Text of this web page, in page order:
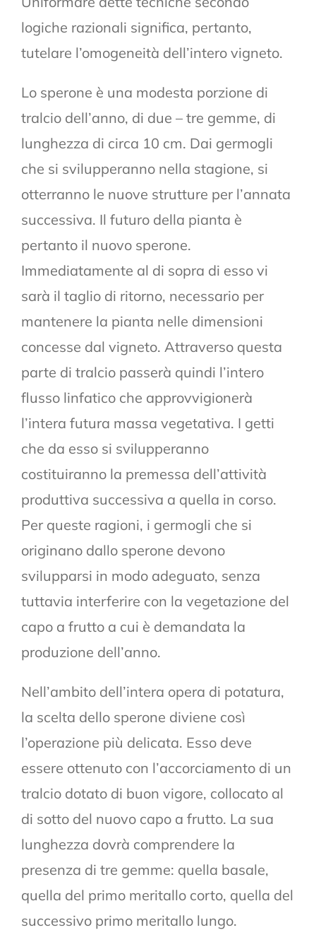
logiche razionali significa, pertanto,
tutelare l’omogeneità dell’intero vigneto.
Lo sperone è una modesta porzione di
tralcio dell’anno, di due – tre gemme, di
lunghezza di circa 10 cm. Dai germogli
che si svilupperanno nella stagione, si
otterranno le nuove strutture per l’annata
successiva. Il futuro della pianta è
pertanto il nuovo sperone.
Immediatamente al di sopra di esso vi
sarà il taglio di ritorno, necessario per
mantenere la pianta nelle dimensioni
concesse dal vigneto. Attraverso questa
parte di tralcio passerà quindi l’intero
flusso linfatico che approvvigionerà
l’intera futura massa vegetativa. I getti
che da esso si svilupperanno
costituiranno la premessa dell’attività
produttiva successiva a quella in corso.
Per queste ragioni, i germogli che si
originano dallo sperone devono
svilupparsi in modo adeguato, senza
tuttavia interferire con la vegetazione del
capo a frutto a cui è demandata la
produzione dell’anno.
Nell’ambito dell’intera opera di potatura,
la scelta dello sperone diviene così
l’operazione più delicata. Esso deve
essere ottenuto con l’accorciamento di un
tralcio dotato di buon vigore, collocato al
di sotto del nuovo capo a frutto. La sua
lunghezza dovrà comprendere la
presenza di tre gemme: quella basale,
quella del primo meritallo corto, quella del
successivo primo meritallo lungo.